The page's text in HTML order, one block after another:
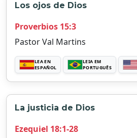
Los ojos de Dios
Proverbios 15:3
Pastor Val Martins
LEA EN
ESPAÑOL
LEIA EM
PORTUGUÊS
La justicia de Dios
Ezequiel 18:1-28